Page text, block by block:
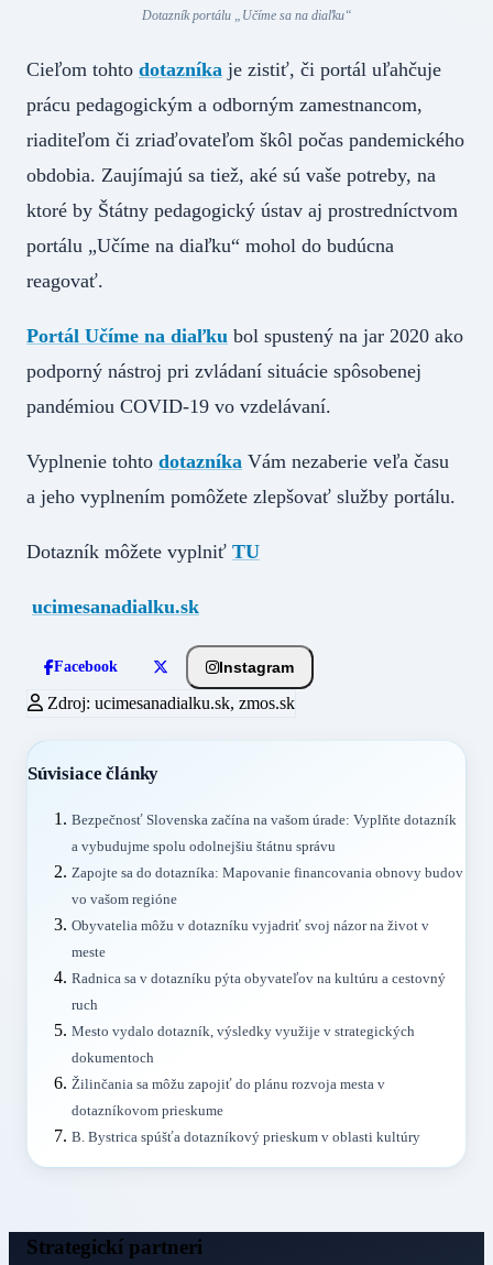
Dotazník portálu „Učíme sa na diaľku“
Cieľom tohto dotazníka je zistiť, či portál uľahčuje
prácu pedagogickým a odborným zamestnancom,
riaditeľom či zriaďovateľom škôl počas pandemického
obdobia. Zaujímajú sa tiež, aké sú vaše potreby, na
ktoré by Štátny pedagogický ústav aj prostredníctvom
portálu „Učíme na diaľku“ mohol do budúcna
reagovať.
Portál Učíme na diaľku bol spustený na jar 2020 ako
podporný nástroj pri zvládaní situácie spôsobenej
pandémiou COVID-19 vo vzdelávaní.
Vyplnenie tohto dotazníka Vám nezaberie veľa času
a jeho vyplnením pomôžete zlepšovať služby portálu.
Dotazník môžete vyplniť TU
ucimesanadialku.sk
Facebook Instagram
Zdroj: ucimesanadialku.sk, zmos.sk
Súvisiace články
Bezpečnosť Slovenska začína na vašom úrade: Vyplňte dotazník
a vybudujme spolu odolnejšiu štátnu správu
Zapojte sa do dotazníka: Mapovanie financovania obnovy budov
vo vašom regióne
Obyvatelia môžu v dotazníku vyjadriť svoj názor na život v
meste
Radnica sa v dotazníku pýta obyvateľov na kultúru a cestovný
ruch
Mesto vydalo dotazník, výsledky využije v strategických
dokumentoch
Žilinčania sa môžu zapojiť do plánu rozvoja mesta v
dotazníkovom prieskume
B. Bystrica spúšťa dotazníkový prieskum v oblasti kultúry
Strategickí partneri